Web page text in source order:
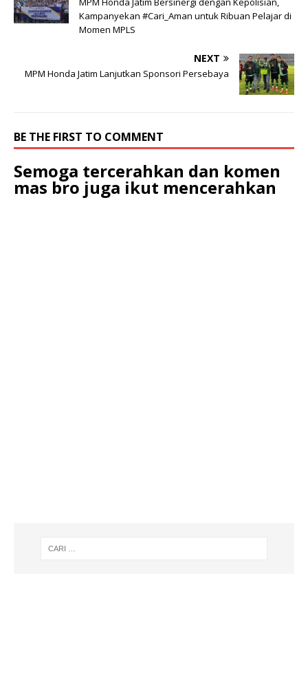
Kampanyekan #Cari_Aman untuk Ribuan Pelajar di
Momen MPLS
NEXT
MPM Honda Jatim Lanjutkan Sponsori Persebaya
BE THE FIRST TO COMMENT
Semoga tercerahkan dan komen
mas bro juga ikut mencerahkan